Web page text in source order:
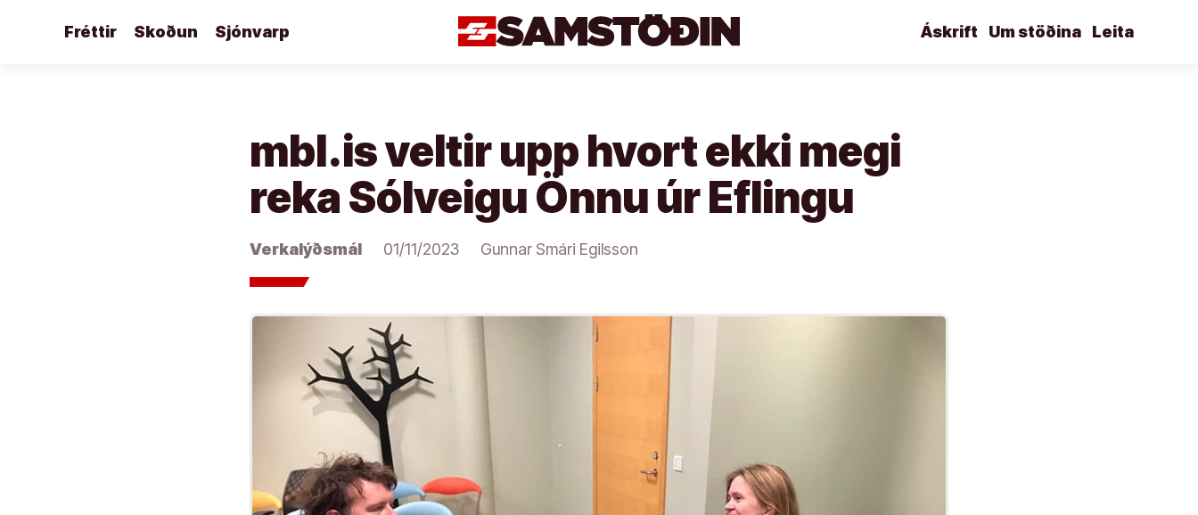
Fréttir Skoðun Sjónvarp Leita
Um stöðina
Áskrift
mbl.is veltir upp hvort ekki megi
reka Sólveigu Önnu úr Eflingu
Verkalýðsmál 01/11/2023 Gunnar Smári Egilsson